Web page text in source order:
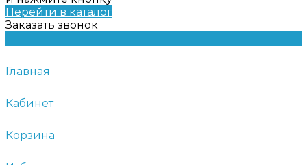
Перейти в каталог
Заказать звонок
Главная
Кабинет
Корзина